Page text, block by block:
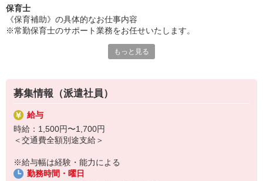
ネ！
保育士
《保育補助》の具体的なお仕事内容
※常勤保育士のサポート業務をお任せいたします。
・簡単な書類（午睡チェック、連絡帳）等
●付随業務全般
・保育室内や園庭の環境整備
・玩具や遊具の消毒
・保育活動の準備・・・等
ーー【お仕事先情報】ーー
施設形態：認可保育園
もっと見る
募集情報（派遣社員）
給与
時給：1,500円〜1,700円
＜交通費全額別途支給＞
※給与幅は経験・能力による
勤務時間・曜日